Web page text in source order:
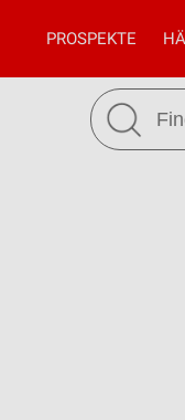
PROSPEKTE